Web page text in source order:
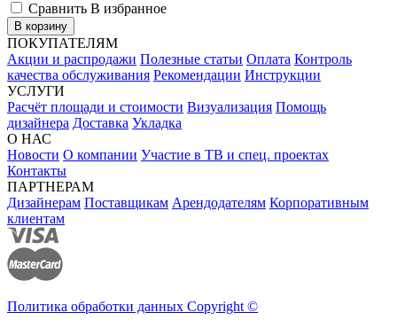
Сравнить В избранное
В корзину
ПОКУПАТЕЛЯМ
Акции и распродажи Полезные статьи Оплата Контроль
качества обслуживания Рекомендации Инструкции
УСЛУГИ
Расчёт площади и стоимости Визуализация Помощь
дизайнера Доставка Укладка
О НАС
Новости О компании Участие в ТВ и спец. проектах
Контакты
ПАРТНЕРАМ
Дизайнерам Поставщикам Арендодателям Корпоративным
клиентам
Политика обработки данных Copyright ©